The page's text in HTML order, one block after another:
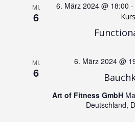
MI.
6
6. März 2024 @ 18:00 -
Kurs
MI.
6
6. März 2024 @
Art of Fitness GmbH
Deutschland,